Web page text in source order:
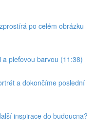
po celém obrázku
pleťovou barvou (11:38)
a dokončíme poslední
inspirace do budoucna?